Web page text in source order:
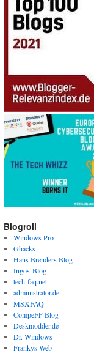
Blogroll
Windows Pro
Ghacks
Hans Brenders Blog
Ingos-Blog
tech-faq.net
administrator.de
MSXFAQ
CompeFF Blog
Deskmodder.de
Dr. Windows
Frankys Web